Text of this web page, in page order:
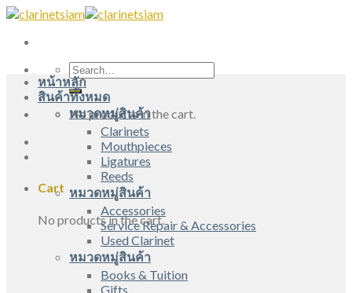
Skip
content
Search
for:
No products in the cart.
Cart
No products in the cart.
หน้าหลัก
สินค้าทั้งหมด
หมวดหมู่สินค้า
Clarinets
Mouthpieces
Ligatures
Reeds
หมวดหมู่สินค้า
Accessories
Service Repair & Accessories
Used Clarinet
หมวดหมู่สินค้า
Books & Tuition
Gifts